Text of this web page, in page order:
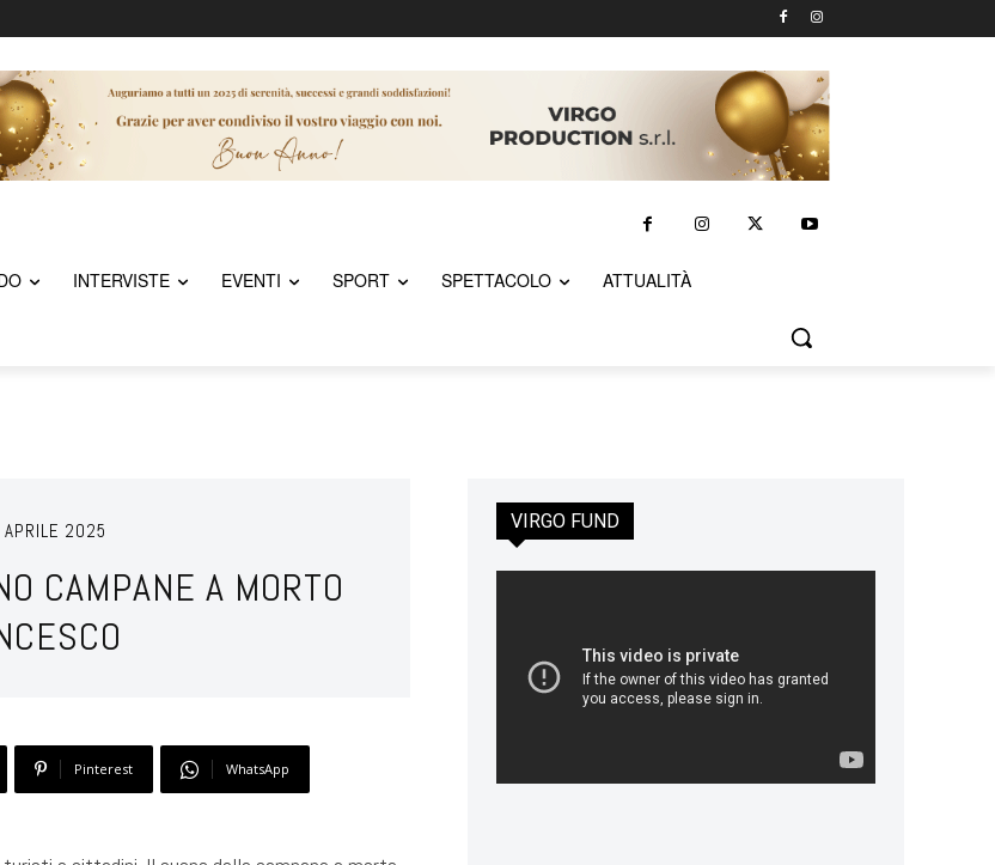
INTERVISTE EVENTI SPORT SPETTACOLO ATTUALITÀ
2025
CAMPANE A MORTO
Pinterest WhatsApp
VIRGO FUND